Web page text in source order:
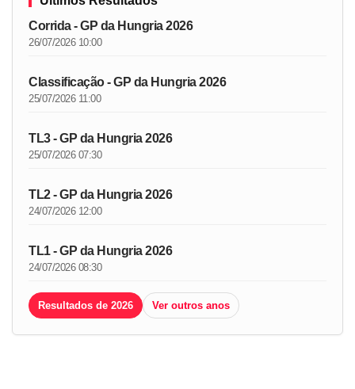
Corrida - GP da Hungria 2026
26/07/2026 10:00
Classificação - GP da Hungria 2026
25/07/2026 11:00
TL3 - GP da Hungria 2026
25/07/2026 07:30
TL2 - GP da Hungria 2026
24/07/2026 12:00
TL1 - GP da Hungria 2026
24/07/2026 08:30
Resultados de 2026 Ver outros anos